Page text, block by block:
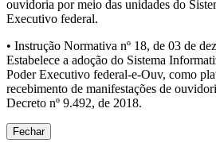
ouvidoria por meio das unidades do
Executivo federal.
• Instrução Normativa nº 18, de 03 de
Estabelece a adoção do Sistema
Poder Executivo federal-e-Ouv, como
recebimento de manifestações de
Decreto nº 9.492, de 2018.
Fechar